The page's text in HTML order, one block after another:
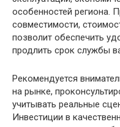
особенностей региона.
совместимости,
позволит обеспечить
продлить срок службы
Рекомендуется
на рынке,
учитывать реальные
Инвестиции в